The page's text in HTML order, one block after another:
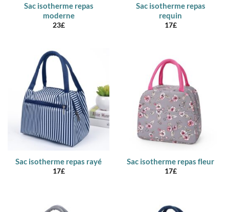
Sac isotherme repas
moderne
23£
Sac isotherme repas
requin
17£
Sac isotherme repas rayé
17£
Sac isotherme repas fleur
17£